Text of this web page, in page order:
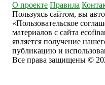
О проекте Правила
Пользуясь сайтом, вы
«Пользовательское
материалов с сайта
является получение
публикацию и
Все права защищены ©